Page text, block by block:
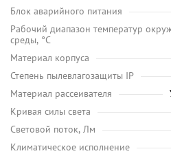
Блок аварийного питания
Рабочий диапазон температур
среды, °C
Материал корпуса
Степень пылевлагозащиты IP
Материал рассеивателя
Кривая силы света
Световой поток, Лм
Климатическое исполнение